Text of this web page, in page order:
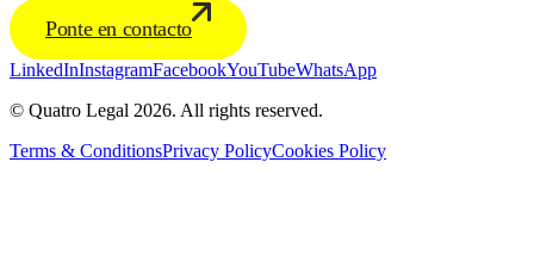
Ponte en contacto
LinkedInInstagramFacebookYouTubeWhatsApp
© Quatro Legal 2026. All rights reserved.
Terms & ConditionsPrivacy PolicyCookies Policy